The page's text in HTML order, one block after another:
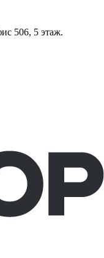
506, 5 этаж.